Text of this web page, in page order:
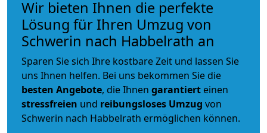
Wir bieten Ihnen die perfekte
Lösung für Ihren Umzug von
Schwerin nach Habbelrath an
Sparen Sie sich Ihre kostbare Zeit und lassen Sie
uns Ihnen helfen. Bei uns bekommen Sie die
besten Angebote, die Ihnen garantiert einen
stressfreien und reibungsloses Umzug von
Schwerin nach Habbelrath ermöglichen können.